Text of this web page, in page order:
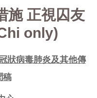
施 正視囚友
only)
狀病毒肺炎及其他傳
稿